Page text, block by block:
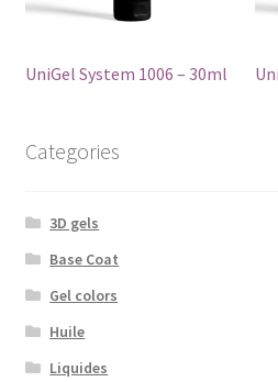
UniGel System 1006 – 30ml
Categories
3D gels
Base Coat
Gel colors
Huile
Liquides